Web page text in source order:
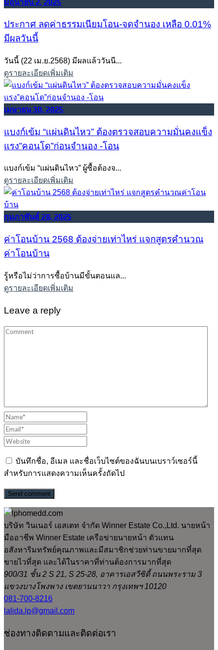
มิถุนายน 2, 2025
ประกาศ ลดค่าธรรมเนียมโอน-จดจำนอง เหลือ 0.01%
มีผลวันนี้
วันนี้ (22 เม.ย.2568) มีผลแล้ววันนี...
ดูรายละเอียดเพิ่มเติม
เมษายน 30, 2025
แบงก์เข้ม “แผ่นดินไหว” ต้องตรวจสอบความมั่นคงแข็ง
แรง”คอนโด”ก่อนจำนอง -โอน
แบงก์เข้ม “แผ่นดินไหว” ผู้ซื้อต้องจ...
ดูรายละเอียดเพิ่มเติม
กุมภาพันธ์ 28, 2025
ค่าโอนบ้าน 2568 ต้องจ่ายเท่าไหร่ แจกสูตรคำนวณ
ค่าโอนบ้าน
รู้หรือไม่ว่าการซื้อบ้านมีขั้นตอนแล...
ดูรายละเอียดเพิ่มเติม
Leave a reply
บันทึกชื่อ, อีเมล และชื่อเว็บไซต์ของฉันบนเบราว์เซอร์นี้
สำหรับการแสดงความเห็นครั้งถัดไป
Send comment
บริษัท วินเนอร์ เอสเตท จำกัด Winner Estate Co.,Ltd. นายหน้า
มืออาชีพ Winner Estate เครือข่ายนายหน้า ตัวแทน
อสังหาริมทรัพย์คุณภาพและมีสมาชิกช่วยท่านขายมากที่สุด
ขายไวที่สุด และได้ในราคาที่ท่านต้องการมากที่สุด
900/31 ชั้น 2 S 21, S 25-28, อาคารเอสวีซิตี้ ถนนพระราม 3
แขวงบางโพงพาง เขตยานนาวา กรุงเทพฯ 10120
081-700-8216
lalida.lp@gmail.com
ช่องทางติดตามและติดต่อเรา